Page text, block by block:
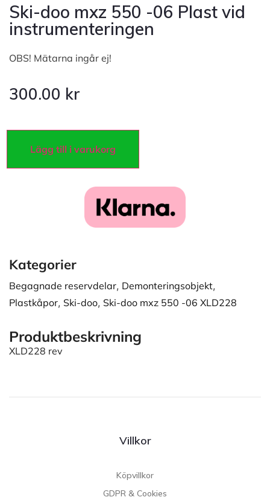
Ski-doo mxz 550 -06 Plast vid
instrumenteringen
OBS! Mätarna ingår ej!
300.00 kr
Lägg till i varukorg
Kategorier
Begagnade reservdelar, Demonteringsobjekt,
Plastkåpor, Ski-doo, Ski-doo mxz 550 -06 XLD228
Produktbeskrivning
XLD228 rev
Villkor
Köpvillkor
GDPR & Cookies